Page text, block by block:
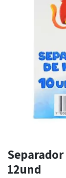
Separador
12und